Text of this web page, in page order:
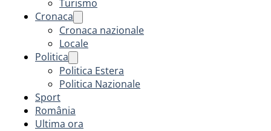
Turismo
Cronaca
Cronaca nazionale
Locale
Politica
Politica Estera
Politica Nazionale
Sport
România
Ultima ora